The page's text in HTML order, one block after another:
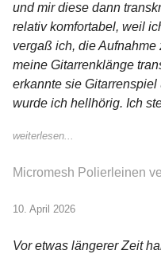
und mir diese dann
relativ komfortabel, weil
vergaß ich, die
meine Gitarrenklänge
erkannte sie
wurde ich hellhörig. Ich
weiterlesen...
Micromesh Polierleinen
10. April 2026
Vor etwas längerer Zeit